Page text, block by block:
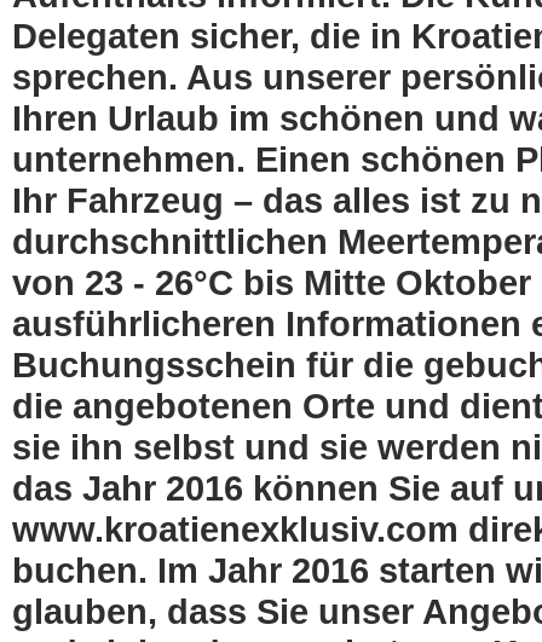
Delegaten sicher, die in
sprechen. Aus unserer
Ihren Urlaub im schönen und
unternehmen. Einen schönen
Ihr Fahrzeug – das alles ist zu
durchschnittlichen
von 23 - 26°C bis Mitte
ausführlicheren Informationen
Buchungsschein für die
die angebotenen Orte und
sie ihn selbst und sie werden
das Jahr 2016 können Sie auf
www.kroatienexklusiv.com
buchen. Im Jahr 2016 starten
glauben, dass Sie unser